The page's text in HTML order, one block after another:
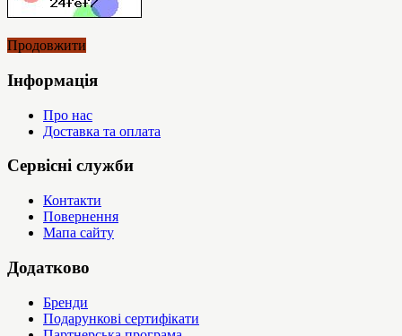
Продовжити
Інформація
Про нас
Доставка та оплата
Сервісні служби
Контакти
Повернення
Мапа сайту
Додатково
Бренди
Подарункові сертифікати